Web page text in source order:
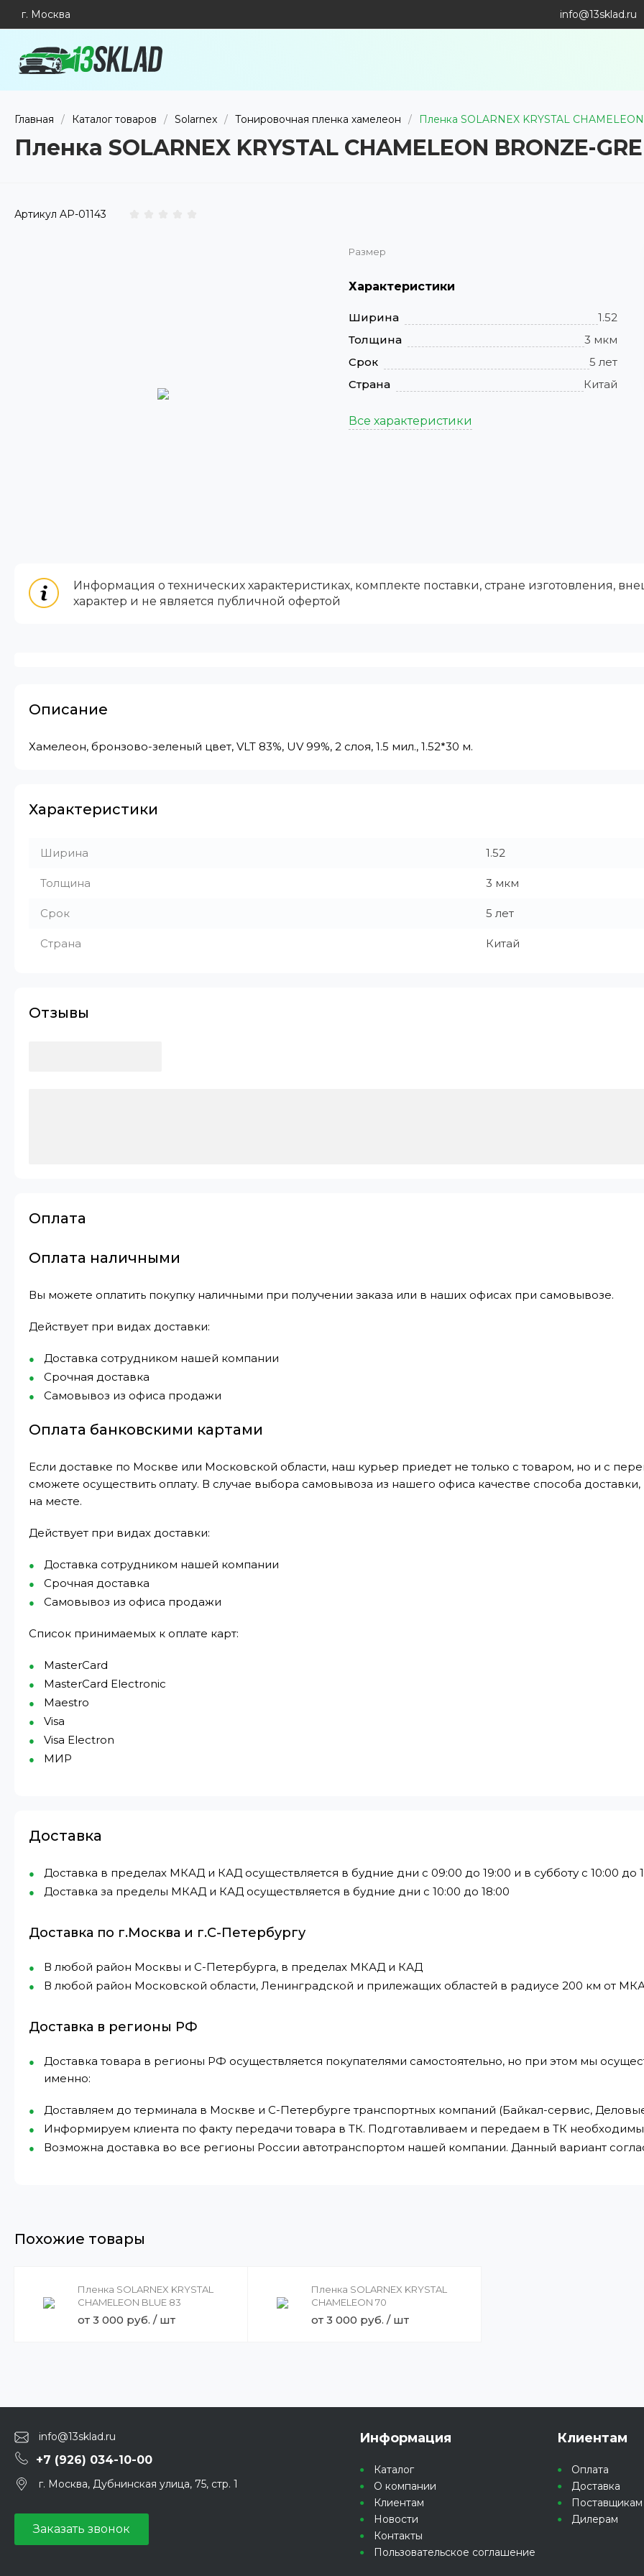
г. Москва info@13sklad.ru
Главная / Каталог товаров / Solarnex / Тонировочная пленка хамелеон / Пленка SOLARNEX KRYSTAL
Пленка SOLARNEX KRYSTAL CHAMELEON BRONZE-
Артикул AP-01143
Размер
Характеристики
Ширина
1.52
Толщина
3 мкм
Срок
5 лет
Страна
Китай
Все характеристики
Информация о технических характеристиках, комплекте поставки, стране изготовления,
характер и не является публичной офертой
Описание
Хамелеон, бронзово-зеленый цвет, VLT 83%, UV 99%, 2 слоя, 1.5 мил., 1.52*30 м.
Характеристики
Ширина 1.52
Толщина 3 мкм
Срок 5 лет
Страна Китай
Отзывы
Оплата
Оплата наличными
Вы можете оплатить покупку наличными при получении заказа или в наших офисах при самовывозе.
Действует при видах доставки:
Доставка сотрудником нашей компании
Срочная доставка
Самовывоз из офиса продажи
Оплата банковскими картами
Если доставке по Москве или Московской области, наш курьер приедет не только с товаром, но и с
сможете осуществить оплату. В случае выбора самовывоза из нашего офиса качестве способа
на месте.
Действует при видах доставки:
Доставка сотрудником нашей компании
Срочная доставка
Самовывоз из офиса продажи
Список принимаемых к оплате карт:
MasterCard
MasterCard Electronic
Maestro
Visa
Visa Electron
МИР⁠
Доставка
Доставка в пределах МКАД и КАД осуществляется в будние дни с 09:00 до 19:00 и в субботу с 10:00 до
Доставка за пределы МКАД и КАД осуществляется в будние дни с 10:00 до 18:00
Доставка по г.Москва и г.С-Петербургу
В любой район Москвы и С-Петербурга, в пределах МКАД и КАД
В любой район Московской области, Ленинградской и прилежащих областей в радиусе 200 км от
Доставка в регионы РФ
Доставка товара в регионы РФ осуществляется покупателями самостоятельно, но при этом мы
именно:
Доставляем до терминала в Москве и С-Петербурге транспортных компаний (Байкал-сервис,
Информируем клиента по факту передачи товара в ТК. Подготавливаем и передаем в ТК
Возможна доставка во все регионы России автотранспортом нашей компании. Данный вариант
Похожие товары
Пленка SOLARNEX KRYSTAL
CHAMELEON BLUE 83
от 3 000 руб. / шт
Пленка SOLARNEX KRYSTAL
CHAMELEON 70
от 3 000 руб. / шт
info@13sklad.ru
+7 (926) 034-10-00
г. Москва, Дубнинская улица, 75, стр. 1
Заказать звонок
Информация
Каталог
О компании
Клиентам
Новости
Контакты
Пользовательское соглашение
Клиентам
Оплата
Доставка
Поставщикам
Дилерам